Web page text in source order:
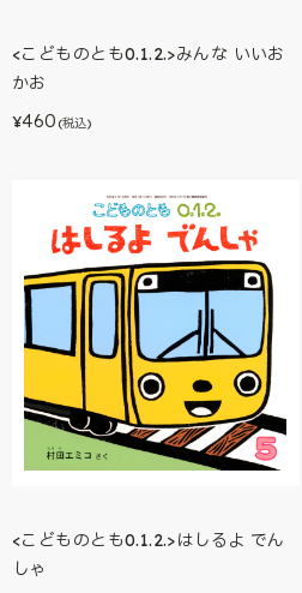
<こどものとも0.1.2.>みんな いいお
かお
¥460 (税込)
<こどものとも0.1.2.>はしるよ でん
しゃ